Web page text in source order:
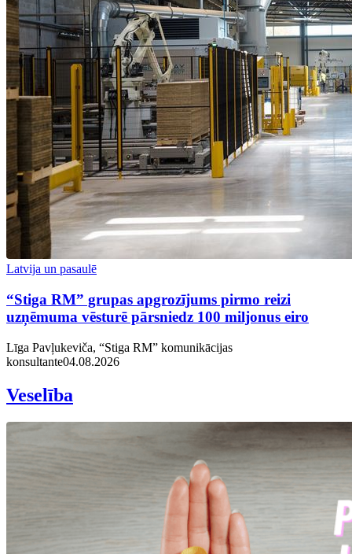
Latvija un pasaulē
“Stiga RM” grupas apgrozījums pirmo reizi
uzņēmuma vēsturē pārsniedz 100 miljonus eiro
Līga Pavļukeviča, “Stiga RM” komunikācijas
konsultante04.08.2026
Veselība